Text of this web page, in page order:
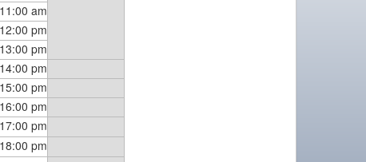
11:00 am
12:00 pm
13:00 pm
14:00 pm
15:00 pm
16:00 pm
17:00 pm
18:00 pm